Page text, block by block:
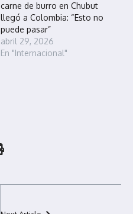
carne de burro en Chubut
llegó a Colombia: “Esto no
puede pasar”
abril 29, 2026
En "Internacional"